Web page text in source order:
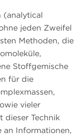
(analytical
jeden Zweifel
Methoden, die
Stoffgemische
für die
vieler
dieser Technik
an Informationen,